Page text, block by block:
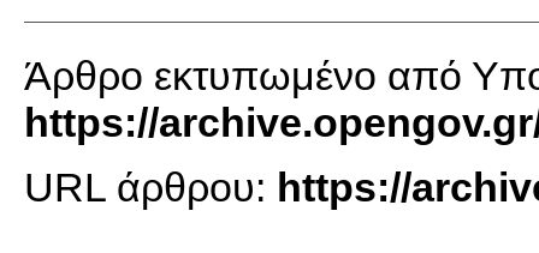
Άρθρο εκτυπωμένο από
https://
URL άρθρου: https://